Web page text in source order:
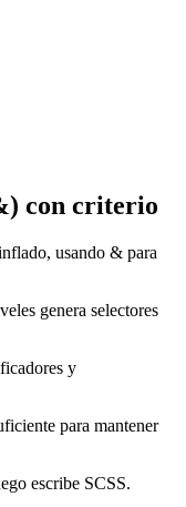
con criterio
usando & para
genera selectores
y
para mantener
escribe SCSS.